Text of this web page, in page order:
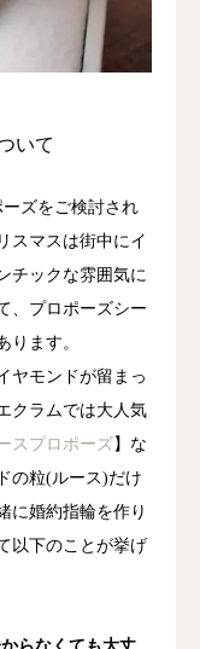
いて
ズをご検討され
スマスは街中にイ
チックな雰囲気に
、プロポーズシー
ります。
ヤモンドが留まっ
クラムでは大人気
スプロポーズ】な
の粒(ルース)だけ
に婚約指輪を作り
以下のことが挙げ